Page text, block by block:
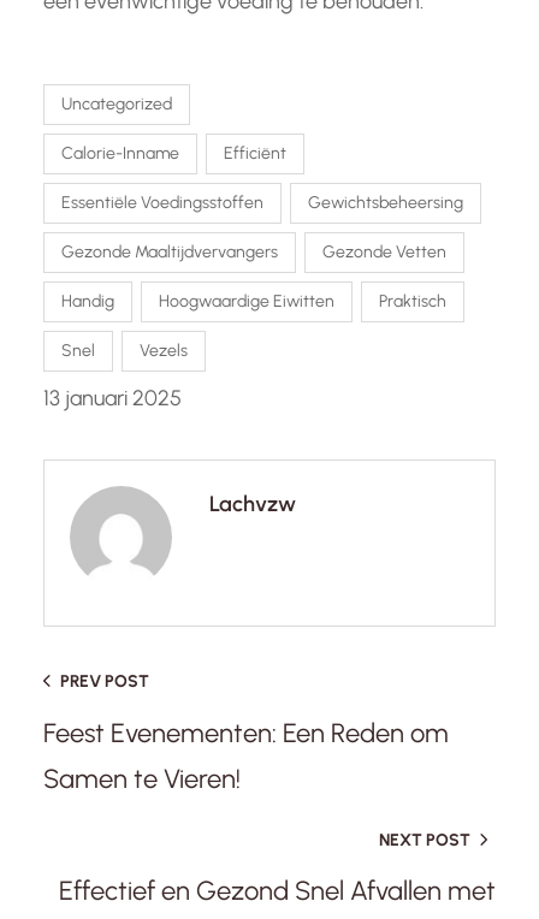
Uncategorized
Calorie-Inname Efficiënt
Essentiële Voedingsstoffen Gewichtsbeheersing
Gezonde Maaltijdvervangers Gezonde Vetten
Handig Hoogwaardige Eiwitten Praktisch
Snel Vezels
13 januari 2025
Lachvzw
PREV POST
Feest Evenementen: Een Reden om
Samen te Vieren!
NEXT POST
Effectief en Gezond Snel Afvallen met